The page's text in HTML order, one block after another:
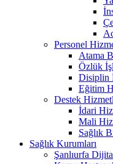
Personel
Atama
Özlük
Disiplin
Eğitim
Destek
İdari
Mali
Sağlık
Sağlık Kurumları
Şanlıurfa